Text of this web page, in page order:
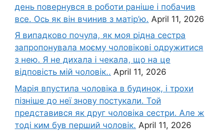
день повернувся в роботи раніше і побачив
все. Ось як він вчинив з матір’ю. April 11, 2026
Я випадково почула, як моя рідна сестра
запропонувала моєму чоловікові одружитися
з нею. Я не дихала і чекала, що на це
відповість мій чоловік.. April 11, 2026
Марія впустила чоловіка в будинок, і трохи
пізніше до неї знову постукали. Той
представився як друг чоловіка сестри. Але ж
тоді ким був перший чоловік. April 11, 2026